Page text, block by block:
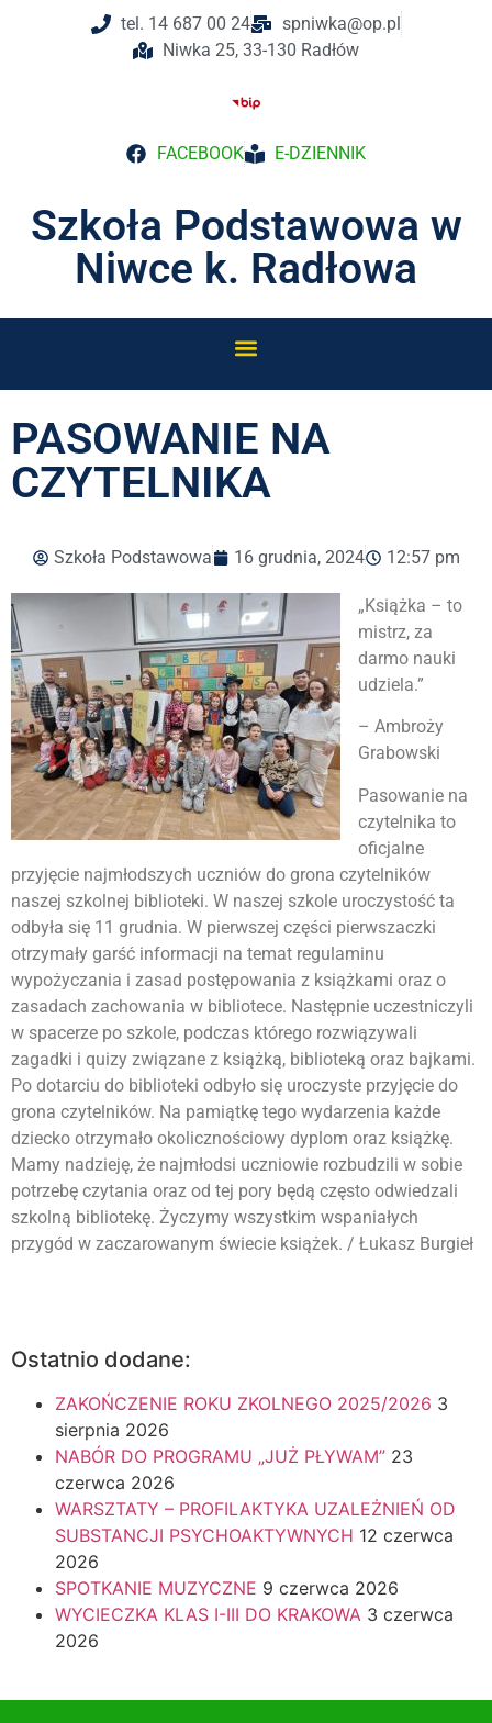
tel. 14 687 00 24
spniwka@op.pl
Niwka 25, 33-130 Radłów
FACEBOOK E-DZIENNIK
Szkoła Podstawowa w
Niwce k. Radłowa
PASOWANIE NA
CZYTELNIKA
Szkoła Podstawowa 16 grudnia, 2024 12:57 pm
„Książka – to
mistrz, za
darmo nauki
udziela.”
– Ambroży
Grabowski
Pasowanie na
czytelnika to
oficjalne
przyjęcie najmłodszych uczniów do grona czytelników
naszej szkolnej biblioteki. W naszej szkole uroczystość ta
odbyła się 11 grudnia. W pierwszej części pierwszaczki
otrzymały garść informacji na temat regulaminu
wypożyczania i zasad postępowania z książkami oraz o
zasadach zachowania w bibliotece. Następnie uczestniczyli
w spacerze po szkole, podczas którego rozwiązywali
zagadki i quizy związane z książką, biblioteką oraz bajkami.
Po dotarciu do biblioteki odbyło się uroczyste przyjęcie do
grona czytelników. Na pamiątkę tego wydarzenia każde
dziecko otrzymało okolicznościowy dyplom oraz książkę.
Mamy nadzieję, że najmłodsi uczniowie rozbudzili w sobie
potrzebę czytania oraz od tej pory będą często odwiedzali
szkolną bibliotekę. Życzymy wszystkim wspaniałych
przygód w zaczarowanym świecie książek. / Łukasz Burgieł
Ostatnio dodane:
ZAKOŃCZENIE ROKU ZKOLNEGO 2025/2026 3
sierpnia 2026
NABÓR DO PROGRAMU „JUŻ PŁYWAM” 23
czerwca 2026
WARSZTATY – PROFILAKTYKA UZALEŻNIEŃ OD
SUBSTANCJI PSYCHOAKTYWNYCH 12 czerwca
2026
SPOTKANIE MUZYCZNE 9 czerwca 2026
WYCIECZKA KLAS I-III DO KRAKOWA 3 czerwca
2026